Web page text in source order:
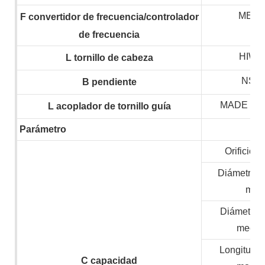
Fconvertidor de frecuencia/controlador
de frecuencia
Ltornillo de cabeza
B pendiente
Lacoplador de tornillo guía MADE IN
Parámetro
C capacidad
Orificio
Diámetro
Diámetro
Longitud